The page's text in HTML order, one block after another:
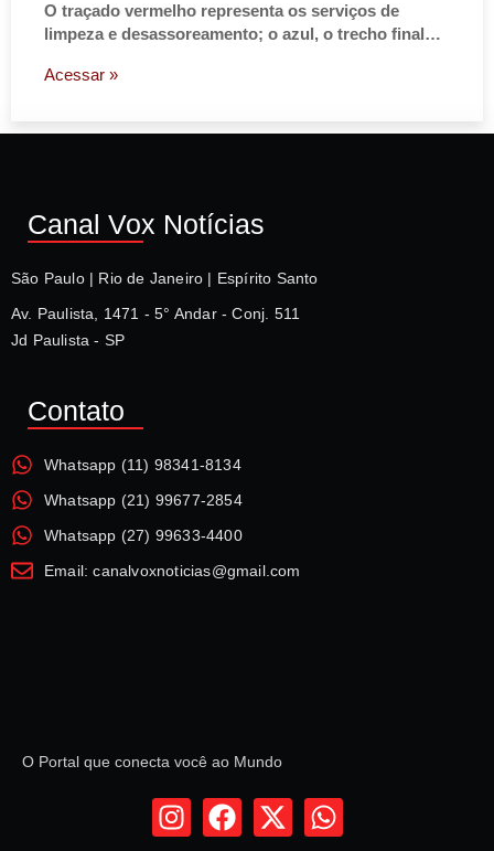
O traçado vermelho representa os serviços de
limpeza e desassoreamento; o azul, o trecho final…
Acessar »
Canal Vox Notícias
São Paulo | Rio de Janeiro | Espírito Santo
Av. Paulista, 1471 - 5° Andar - Conj. 511
Jd Paulista - SP
Contato
Whatsapp (11) 98341-8134
Whatsapp (21) 99677-2854
Whatsapp (27) 99633-4400
Email: canalvoxnoticias@gmail.com
O Portal que conecta você ao Mundo